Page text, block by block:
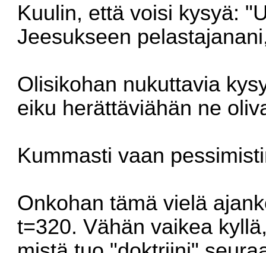
Kuulin, että voisi kysyä:
Jeesukseen
Olisikohan nukuttavia
eiku herättäviähän ne
Kummasti vaan
Onkohan tämä vielä
t=320. Vähän vaikea